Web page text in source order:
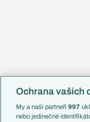
Ochrana vašich
My a naši partneři 997
nebo jedinečné